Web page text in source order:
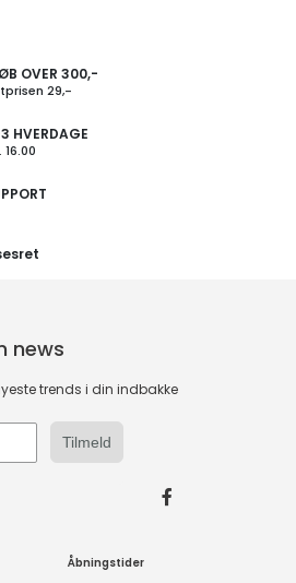
OVER 300,-
29,-
HVERDAGE
news
trends i din indbakke
Tilmeld
Åbningstider